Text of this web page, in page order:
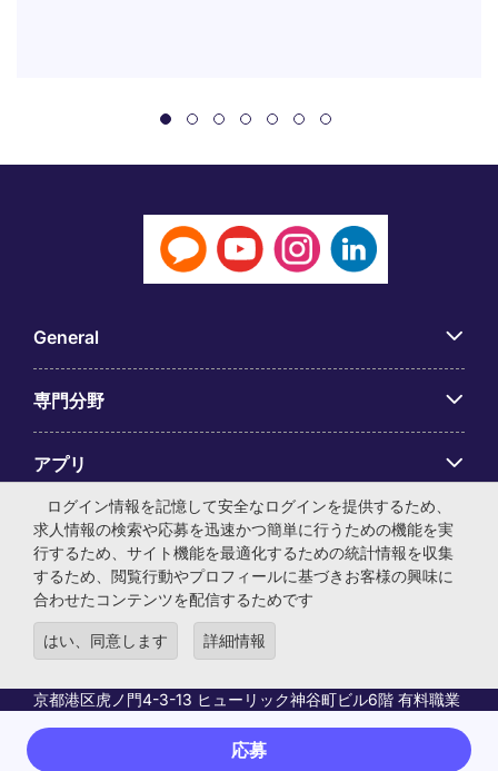
応募
General
専門分野
アプリ
Employer Centre
© マイケル・ペイジ・インターナショナル・ジャパン株式会
京都港区虎ノ門4-3-13 ヒューリック神谷町ビル6階 有料職業
紹介事業許可番号：13-ユ-040405 ／ 労働者派遣事業許可番
ログイン情報を記憶して安全なログインを提供するため、
求人情報の検索や応募を迅速かつ簡単に行うための機能を実
行するため、サイト機能を最適化するための統計情報を収集
するため、閲覧行動やプロフィールに基づきお客様の興味に
合わせたコンテンツを配信するためです
はい、同意します 詳細情報